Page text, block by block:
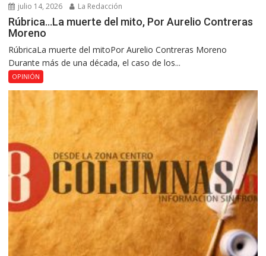
julio 14, 2026 La Redacción
Rúbrica…La muerte del mito, Por Aurelio Contreras
Moreno
RúbricaLa muerte del mitoPor Aurelio Contreras Moreno
Durante más de una década, el caso de los...
OPINIÓN